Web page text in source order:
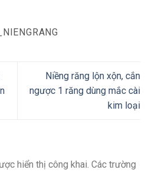
Niềng răng lộn xộn, cắn
ngược 1 răng dùng mắc cài
kim loại
hiển thị công khai. Các trường